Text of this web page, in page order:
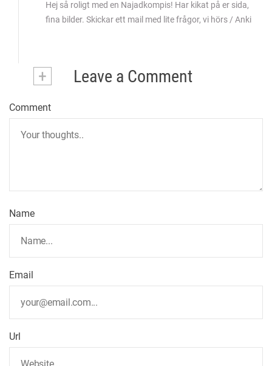
Hej så roligt med en Najadkompis! Har kikat på er sida,
fina bilder. Skickar ett mail med lite frågor, vi hörs / Anki
+ Leave a Comment
Comment
Name
Email
Url